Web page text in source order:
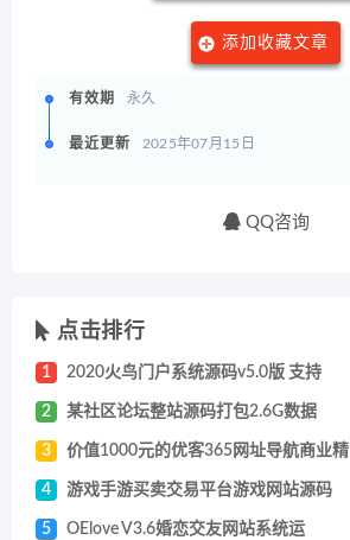
添加收藏文章
有效期 永久
最近更新 2025年07月15日
QQ咨询
点击排行
1 2020火鸟门户系统源码v5.0版 支持
2 某社区论坛整站源码打包2.6G数据
3 价值1000元的优客365网址导航商业精
4 游戏手游买卖交易平台游戏网站源码
5 OElove V3.6婚恋交友网站系统运